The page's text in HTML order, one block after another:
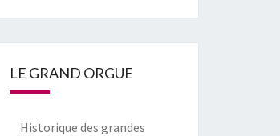
LE GRAND ORGUE
Historique des grandes